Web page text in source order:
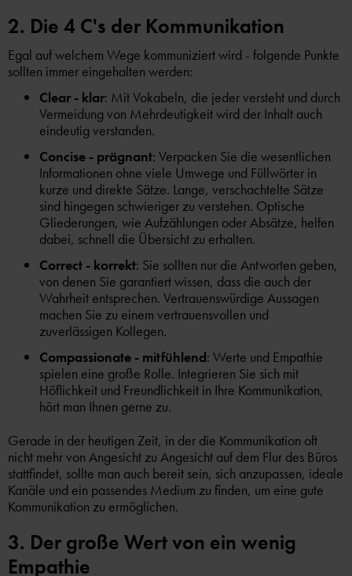
2. Die 4 C's der Kommunikation
Egal auf welchem Wege kommuniziert wird - folgende Punkte
sollten immer eingehalten werden:
Clear - klar: Mit Vokabeln, die jeder versteht und durch
Vermeidung von Mehrdeutigkeit wird der Inhalt auch
eindeutig verstanden.
Concise - prägnant: Verpacken Sie die wesentlichen
Informationen ohne viele Umwege und Füllwörter in
kurze und direkte Sätze. Lange, verschachtelte Sätze
sind hingegen schwieriger zu verstehen. Optische
Gliederungen, wie Aufzählungen oder Absätze, helfen
dabei, schnell die Übersicht zu erhalten.
Correct - korrekt: Sie sollten nur die Antworten geben,
von denen Sie garantiert wissen, dass die auch der
Wahrheit entsprechen. Vertrauenswürdige Aussagen
machen Sie zu einem vertrauensvollen und
zuverlässigen Kollegen.
Compassionate - mitfühlend: Werte und Empathie
spielen eine große Rolle. Integrieren Sie sich mit
Höflichkeit und Freundlichkeit in Ihre Kommunikation,
hört man Ihnen gerne zu.
Gerade in der heutigen Zeit, in der die Kommunikation oft
nicht mehr von Angesicht zu Angesicht auf dem Flur des Büros
stattfindet, sollte man auch bereit sein, sich anzupassen, ideale
Kanäle und ein passendes Medium zu finden, um eine gute
Kommunikation zu ermöglichen.
3. Der große Wert von ein wenig
Empathie